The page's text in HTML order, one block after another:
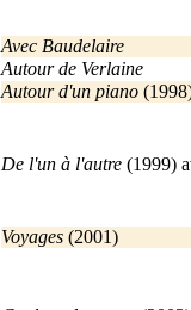
Avec Baudelaire
Autour de Verlaine
Autour d'un piano
De l'un à l'autre (1999)
Voyages (2001)